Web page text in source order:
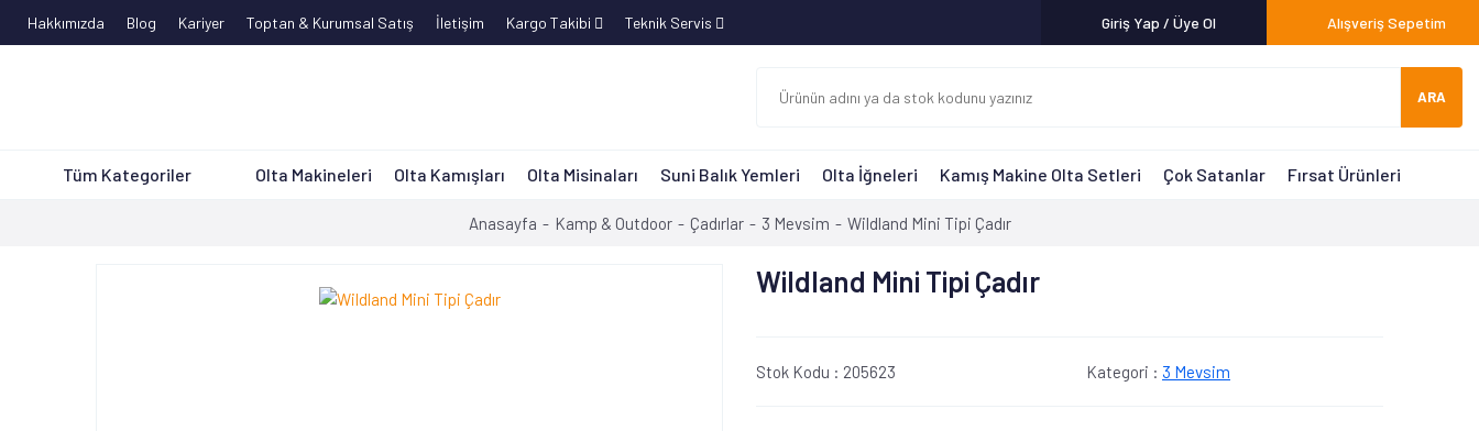
Hakkımızda Blog Kariyer Toptan & Kurumsal Satış İletişim Kargo Takibi Teknik Servis Giriş Yap / Üye Ol Alışveriş Sepetim
ARA
Tüm Kategoriler Olta Makineleri Olta Kamışları Olta Misinaları Suni Balık Yemleri Olta İğneleri Kamış Makine Olta Setleri Çok Satanlar Fırsat Ürünleri
Anasayfa Kamp & Outdoor Çadırlar 3 Mevsim Wildland Mini Tipi Çadır
Wildland Mini Tipi Çadır
Stok Kodu : 205623 Kategori : 3 Mevsim